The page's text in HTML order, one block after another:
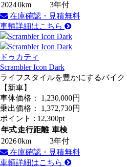
20240km
3年付
在庫確認・見積無料
車輌詳細はこちら
ドゥカティ
Scrambler Icon Dark
ライフスタイルを豊かにするバイク
【新車】
車体価格： 1,230,000円
乗出価格： 1,372,730円
ポイント : 12,300pt
年式走行距離 車検
20260km
3年付
在庫確認・見積無料
車輌詳細はこちら